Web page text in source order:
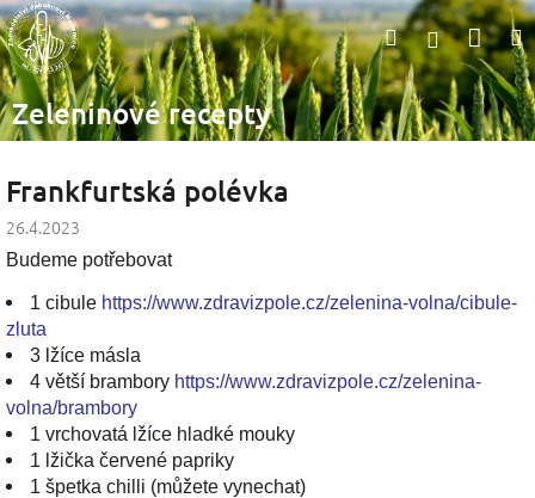
Přejít
na
obsah
HledatPřihlášení
Zeleninové recepty
Frankfurtská polévka
26.4.2023
Budeme potřebovat
1 cibule https://www.zdravizpole.cz/zelenina-volna/cibule-
zluta
3 lžíce másla
4 větší brambory https://www.zdravizpole.cz/zelenina-
volna/brambory
1 vrchovatá lžíce hladké mouky
1 lžička červené papriky
1 špetka chilli (můžete vynechat)